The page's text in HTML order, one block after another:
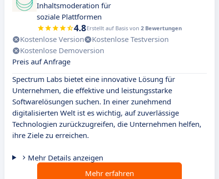
Inhaltsmoderation für
soziale Plattformen
4.8Erstellt auf Basis von 2 Bewertungen
Kostenlose Version
Kostenlose Testversion
Kostenlose Demoversion
Preis auf Anfrage
Spectrum Labs bietet eine innovative Lösung für
Unternehmen, die effektive und leistungsstarke
Softwarelösungen suchen. In einer zunehmend
digitalisierten Welt ist es wichtig, auf zuverlässige
Technologien zurückzugreifen, die Unternehmen helfen,
ihre Ziele zu erreichen.
Mehr Details anzeigen
Mehr erfahren